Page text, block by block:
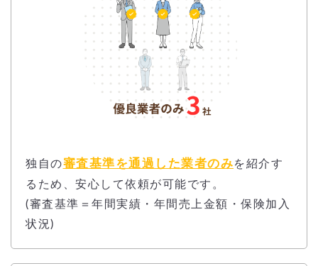
独自の審査基準を通過した業者のみを紹介す
るため、安心して依頼が可能です。
(審査基準＝年間実績・年間売上金額・保険加入
状況)